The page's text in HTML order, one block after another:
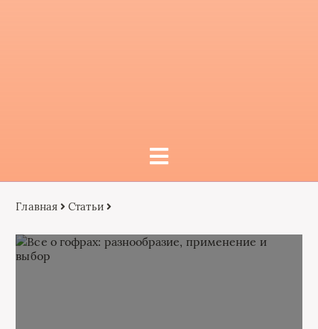
Главная Статьи